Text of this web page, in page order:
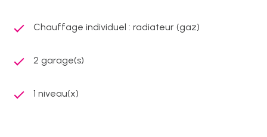
Chauffage individuel : radiateur (gaz)
2 garage(s)
1 niveau(x)